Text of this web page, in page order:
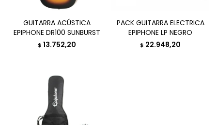
GUITARRA ACÚSTICA
EPIPHONE DR100 SUNBURST
$ 13.752,20
PACK GUITARRA ELECTRICA
EPIPHONE LP NEGRO
$ 22.948,20